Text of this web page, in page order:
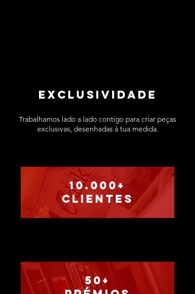
exclusividade​
Trabalhamos lado a lado contigo para criar peças
exclusivas, desenhadas à tua medida.
10.000+
clientes
50+